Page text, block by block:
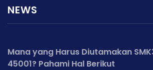
NEWS
Mana yang Harus Diutamakan
45001? Pahami Hal Berikut